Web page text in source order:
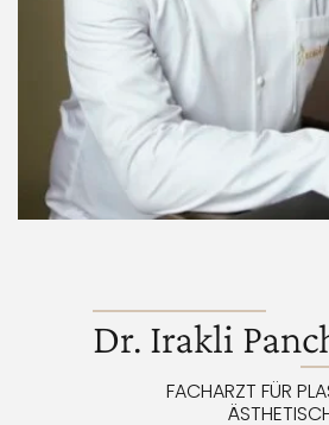
Dr. Irakli
FACHARZT FÜR